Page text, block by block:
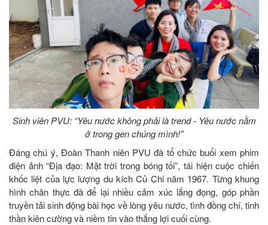
Sinh viên PVU: “Yêu nước không phải là trend - Yêu nước nằm
ở trong gen chúng mình!”
Đáng chú ý, Đoàn Thanh niên PVU đã tổ chức buổi xem phim
điện ảnh “Địa đạo: Mặt trời trong bóng tối”, tái hiện cuộc chiến
khốc liệt của lực lượng du kích Củ Chi năm 1967. Từng khung
hình chân thực đã để lại nhiều cảm xúc lắng đọng, góp phần
truyền tải sinh động bài học về lòng yêu nước, tình đồng chí, tinh
thần kiên cường và niềm tin vào thắng lợi cuối cùng.